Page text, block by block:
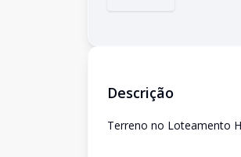
Descrição
Terreno no Loteamento